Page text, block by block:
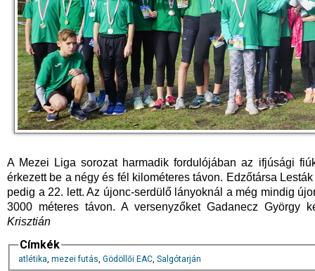
A Mezei Liga sorozat harmadik fordulójában az ifjúsági
érkezett be a négy és fél kilométeres távon. Edzőtársa
pedig a 22. lett. Az újonc-serdülő lányoknál a még mindig
3000 méteres távon. A versenyzőket Gadanecz György
Krisztián
Címkék
atlétika, mezei futás, Gödöllői EAC, Salgótarján